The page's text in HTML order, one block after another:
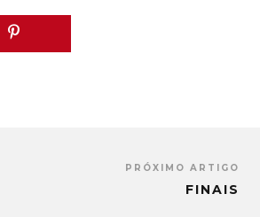
PRÓXIMO ARTIGO
FINAIS